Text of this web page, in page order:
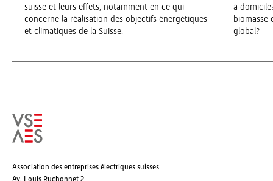
suisse et leurs effets, notamment en ce qui
concerne la réalisation des objectifs énergétiques
et climatiques de la Suisse.
à
biomasse
global?
Association des entreprises électriques suisses